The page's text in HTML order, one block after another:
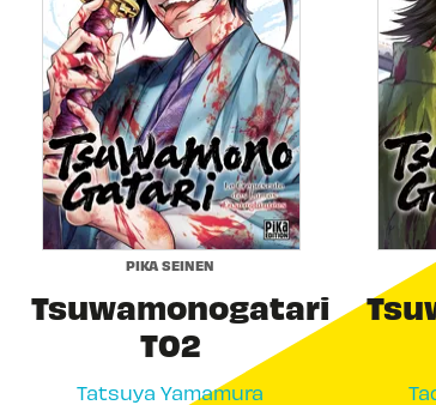
PIKA SEINEN
Tsuwamonogatari
T02
Tatsuya Yamamura